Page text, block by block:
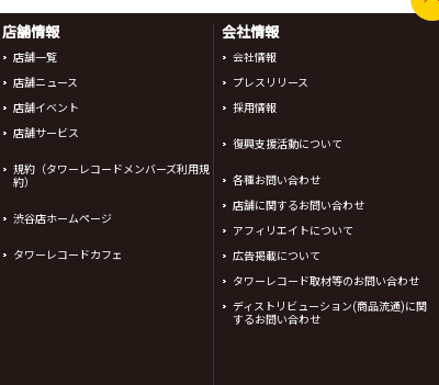
店舗情報
店舗一覧
店舗ニュース
店舗イベント
店舗サービス
規約（タワーレコードメンバーズ利用規
約）
渋谷店ホームページ
タワーレコードカフェ
会社情報
会社情報
プレスリリース
採用情報
復興支援活動について
各種お問い合わせ
店舗に関するお問い合わせ
アフィリエイトについて
広告掲載について
タワーレコード取材等のお問い合わせ
ディストリビューション(商品流通)に関
するお問い合わせ